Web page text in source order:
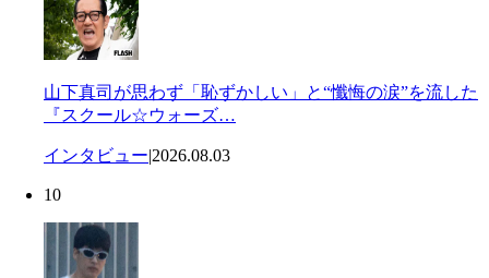
山下真司が思わず「恥ずかしい」と“懺悔の涙”を流した
『スクール☆ウォーズ…
インタビュー|2026.08.03
10